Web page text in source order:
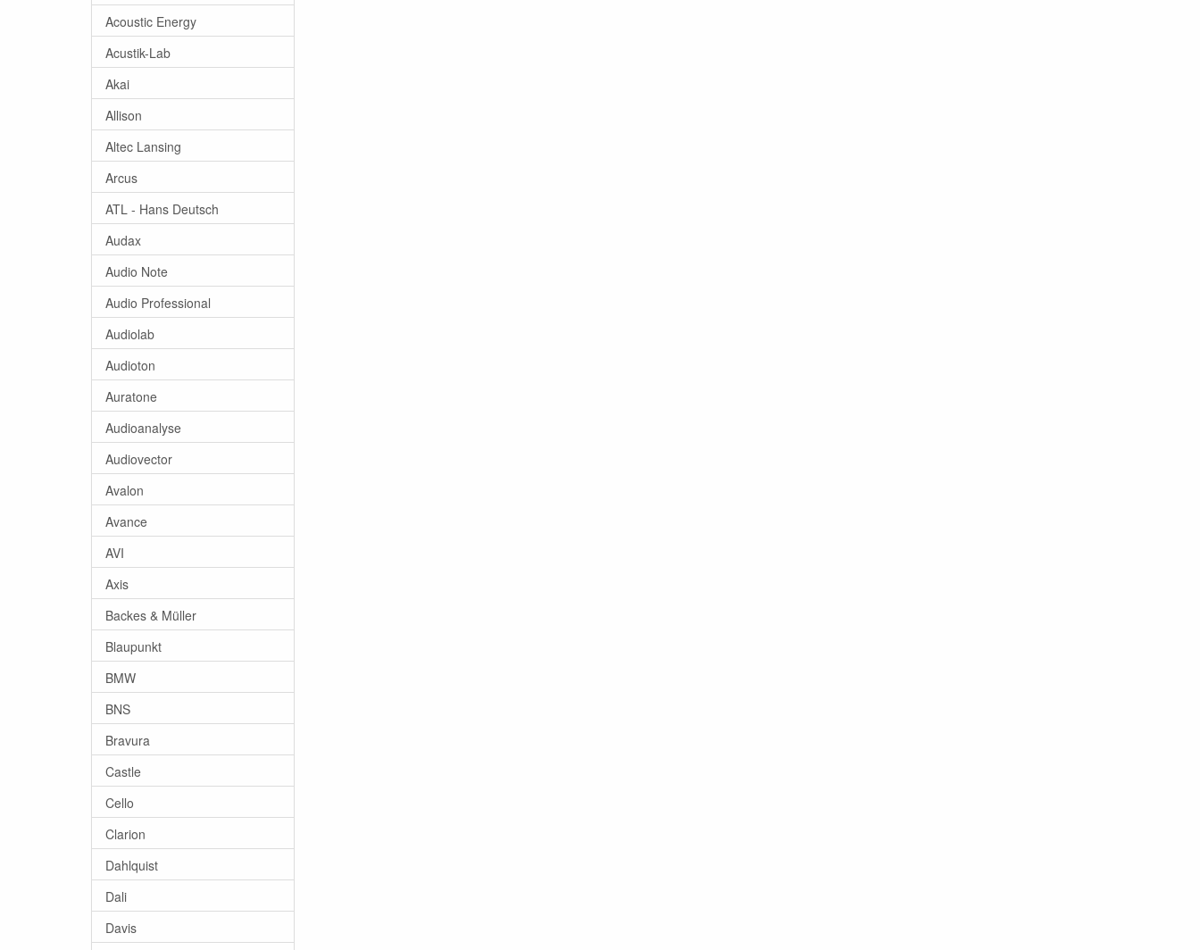
Acoustic Energy
Acustik-Lab
Akai
Allison
Altec Lansing
Arcus
ATL - Hans Deutsch
Audax
Audio Note
Audio Professional
Audiolab
Audioton
Auratone
Audioanalyse
Audiovector
Avalon
Avance
AVI
Axis
Backes & Müller
Blaupunkt
BMW
BNS
Bravura
Castle
Cello
Clarion
Dahlquist
Dali
Davis